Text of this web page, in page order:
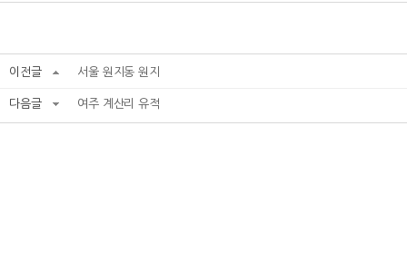
이전글 서울 원지동 원지
다음글 여주 계산리 유적